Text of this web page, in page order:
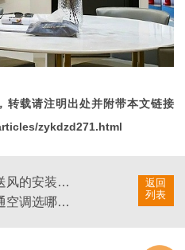
转载请注明出处并附带本文链接
zykdzd271.html
返回
列表
新风安装顶送风地送风的安装方式区别在哪？
大金中央空调和普通空调选哪个更好？